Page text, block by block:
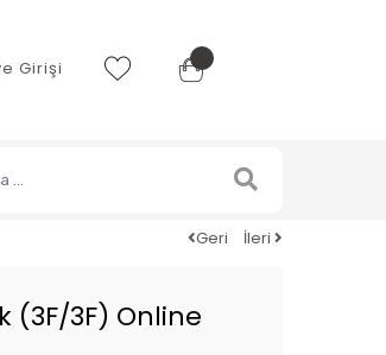
Girişi
Geri İleri
(3F/3F) Online